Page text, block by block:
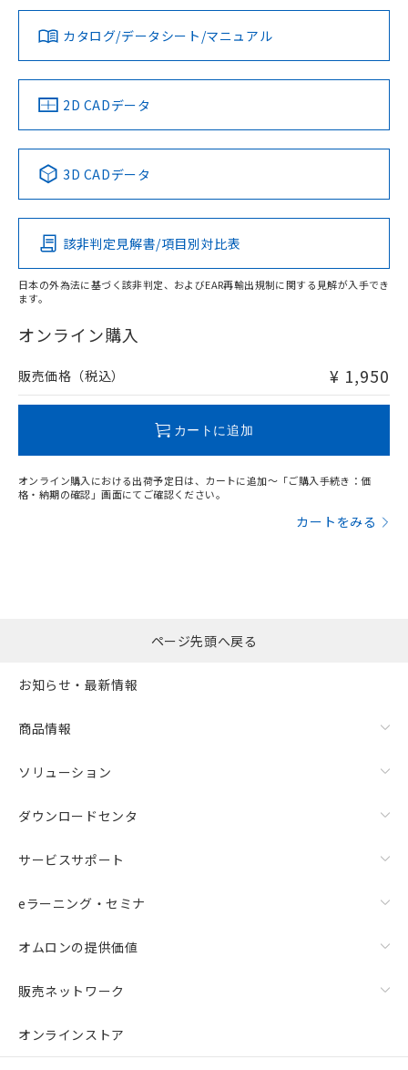
ダウンロードデータをご利用いただく前に、以下を必ずお読
みください。
ソフトウェアの使用条件
対応済み
中国 RoHS 注意事項・凡例
Pb Hg Cd Cr(VI)
O
在庫等で未対応品が混在する可能性があります。
問い合わせください。
LR型式承認
（イギリス
船舶規格）
DNV型式承認
（ノルウェー
BV型式承認
（フランス
KR型式
（韓国
No No No No
この製品の規格認証/適合状況ページへ
その他の認証はこちらのページからご検索ください
カタログ/データシート/マニュアル
2D CADデータ
3D CADデータ
該非判定見解書/項目別対比表
日本の外為法に基づく該非判定、およびEAR再輸出規制に関する見解が入手でき
ます。
オンライン購入
販売価格（税込） ¥ 1,950
カートに追加
オンライン購入における出荷予定日は、カートに追加～「ご購入手続き：価
格・納期の確認」画面にてご確認ください。
カートをみる
ページ先頭へ戻る
お知らせ・最新情報
商品情報
ソリューション
ダウンロードセンタ
サービスサポート
eラーニング・セミナ
オムロンの提供価値
販売ネットワーク
オンラインストア